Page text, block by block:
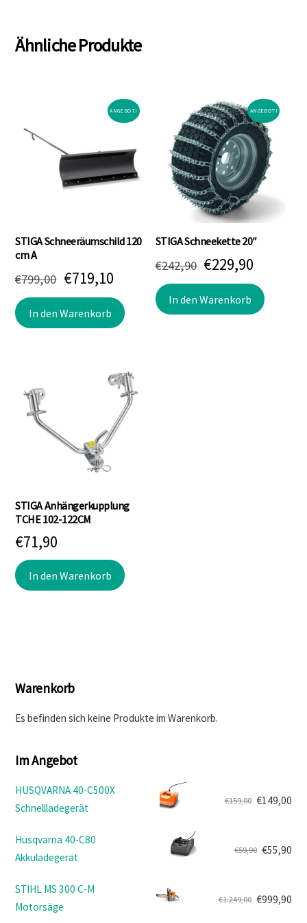
Ähnliche Produkte
ANGEBOT!
STIGA Schneeräumschild 120
cm A
€799,00 Ursprünglicher
Preis
war:
€719,10Aktueller
Preis
ist:
In den Warenkorb
ANGEBOT!
STIGA Schneekette 20″
€242,90 Ursprünglicher
Preis
war:
€229,90
Preis
ist:
In den Warenkorb
STIGA Anhängerkupplung
TCHE 102-122CM
€71,90
In den Warenkorb
Warenkorb
Es befinden sich keine Produkte im Warenkorb.
Im Angebot
HUSQVARNA 40-C500X
Schnellladegerät
€159,00
Ursprünglicher
war:
€159,00
€149,00
Aktueller
ist:
€149,00.
Husqvarna 40-C80
Akkuladegerät
€59,90
Ursprünglicher
war:
€59,90
€55,90
Aktueller
ist:
€55,90.
STIHL MS 300 C-M
Motorsäge
€1.249,00
Ursprünglicher
€999,90
Aktueller